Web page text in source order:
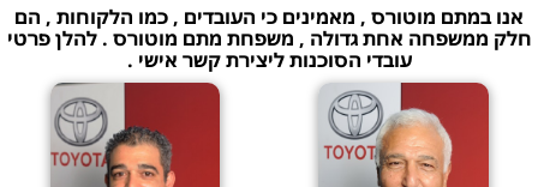
אנו במתם מוטורס , מאמינים כי העובדים , כמו הלקוחות , הם
חלק ממשפחה אחת גדולה , משפחת מתם מוטורס . להלן פרטי
עובדי הסוכנות ליצירת קשר אישי .